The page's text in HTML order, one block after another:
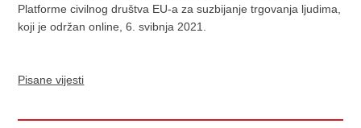
Platforme civilnog društva EU-a za suzbijanje trgovanja ljudima,
koji je održan online, 6. svibnja 2021.
Pisane vijesti